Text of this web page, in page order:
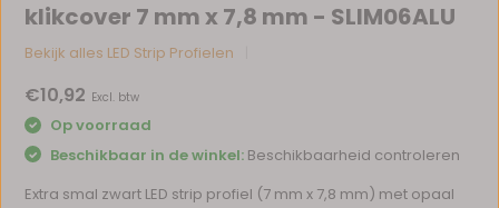
klikcover 7 mm x 7,8 mm - SLIM06ALU
Bekijk alles LED Strip Profielen
€10,92 Excl. btw
Op voorraad
Beschikbaar in de winkel: Beschikbaarheid controleren
Extra smal zwart LED strip profiel (7 mm x 7,8 mm) met opaal